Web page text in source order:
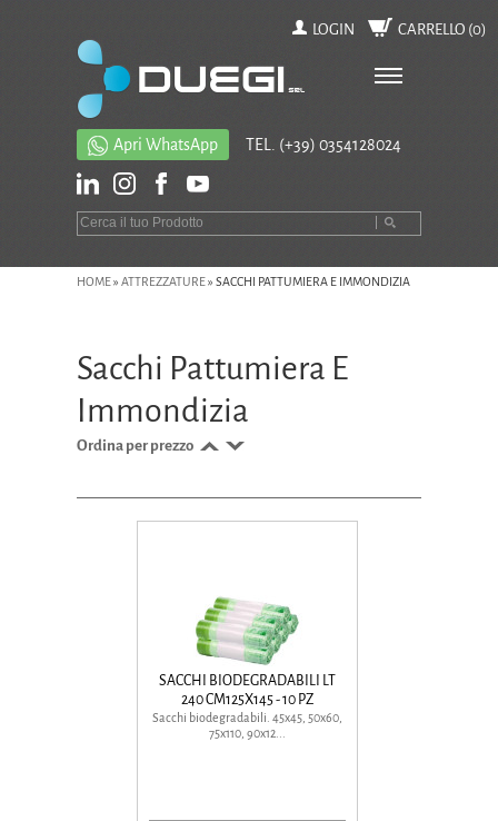
LOGIN CARRELLO (0)
Apri WhatsApp TEL. (+39) 0354128024
HOME» ATTREZZATURE» SACCHI PATTUMIERA E IMMONDIZIA
Sacchi Pattumiera E
Immondizia
Ordina per prezzo
SACCHI BIODEGRADABILI LT
240 CM125X145 - 10 PZ
Sacchi biodegradabili. 45x45, 50x60,
75x110, 90x12...